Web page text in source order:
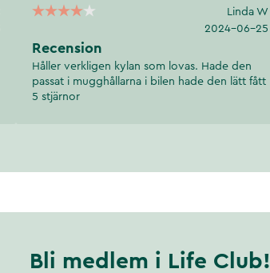
Linda W
2024-06-25
Recension
Håller verkligen kylan som lovas. Hade den
passat i mugghållarna i bilen hade den lätt fått
5 stjärnor
Bli medlem i Life Club!